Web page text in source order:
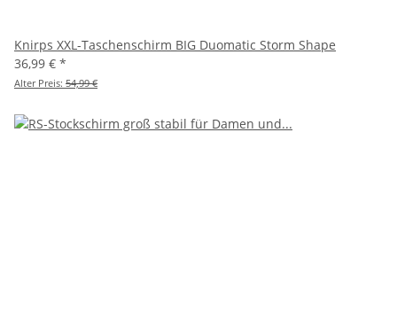
Knirps XXL-Taschenschirm BIG Duomatic Storm Shape
36,99 € *
Alter Preis: 54,99 €